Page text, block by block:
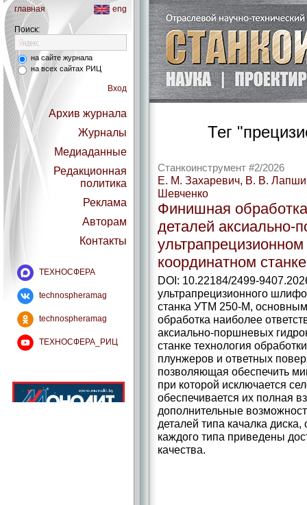
главная eng
Поиск:
на сайте журнала
на всех сайтах РИЦ
Вход
Архив журнала
Журналы
Медиаданные
Редакционная
политика
Реклама
Авторам
Контакты
ТЕХНОСФЕРА
technospheramag
technospheramag
ТЕХНОСФЕРА_РИЦ
Тег
Станкоинструмент #2/2026
Е. М. Захаревич, В. В.
Шевченко
Финишная
деталей аксиально-­
координатном
DOI: 10.22184/2499-
ультрапрецизионного
станка УТМ 250-М, основным
обработка наиболее
аксиально-­поршневых
станке технология
плунжеров и ответных
позволяющая обеспечить
при которой исключается
обеспечивается их полная
дополнительные
деталей типа качалка
каждого типа приведены
качества.